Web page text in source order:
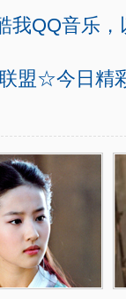
我QQ音乐
盟☆今日精